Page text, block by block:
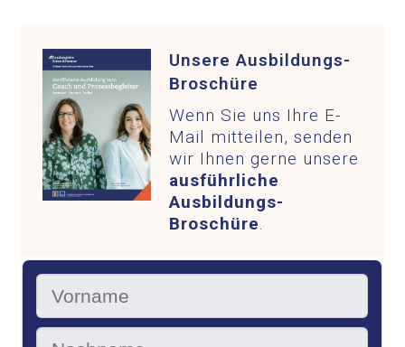
Unsere Ausbildungs-
Broschüre
Wenn Sie uns Ihre E-
Mail mitteilen, senden
wir Ihnen gerne unsere
ausführliche
Ausbildungs-
Broschüre.